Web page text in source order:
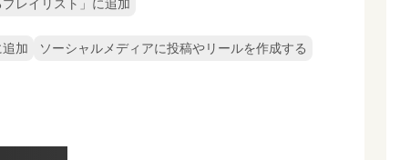
レイリスト」に追加
加 ソーシャルメディアに投稿やリールを作成する